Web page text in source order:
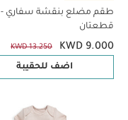
طقم مضلع بنقشة سفاري -
قطعتان
KWD 9.000
KWD 13.250
اضف للحقيبة